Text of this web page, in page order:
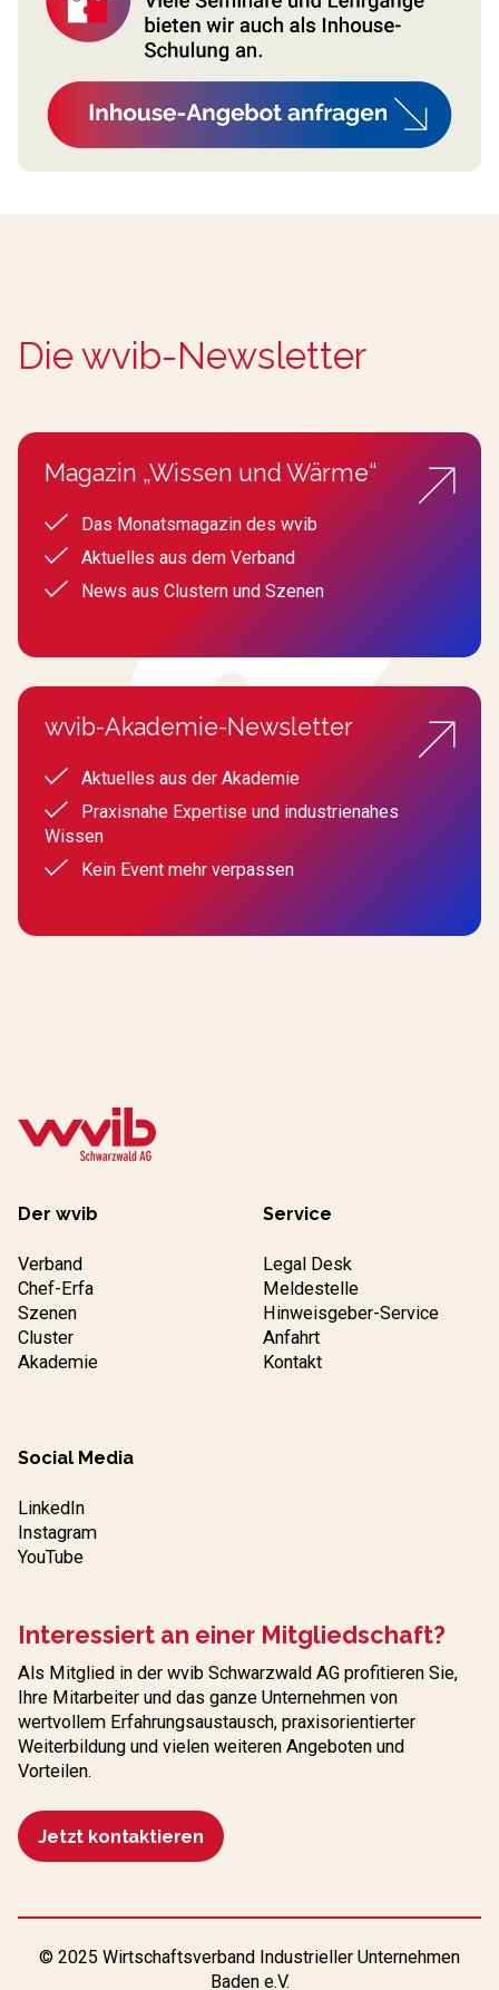
Die wvib-Newsletter
Magazin „Wissen und Wärme“
Das Monatsmagazin des wvib
Aktuelles aus dem Verband
News aus Clustern und Szenen
wvib-Akademie-Newsletter
Aktuelles aus der Akademie
Praxisnahe Expertise und industrienahes
Wissen
Kein Event mehr verpassen
Der wvib
Verband
Chef-Erfa
Szenen
Cluster
Akademie
Service
Legal Desk
Meldestelle
Hinweisgeber-Service
Anfahrt
Kontakt
Social Media
LinkedIn
Instagram
YouTube
Interessiert an einer Mitgliedschaft?
Als Mitglied in der wvib Schwarzwald AG profitieren Sie,
Ihre Mitarbeiter und das ganze Unternehmen von
wertvollem Erfahrungs­austausch, praxisorientierter
Weiterbildung und vielen weiteren Angeboten und
Vorteilen.
Jetzt kontaktieren
© 2025 Wirtschaftsverband Industrieller Unternehmen
Baden e.V.